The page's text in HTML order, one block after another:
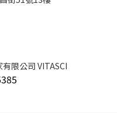
限公司 VITASCI